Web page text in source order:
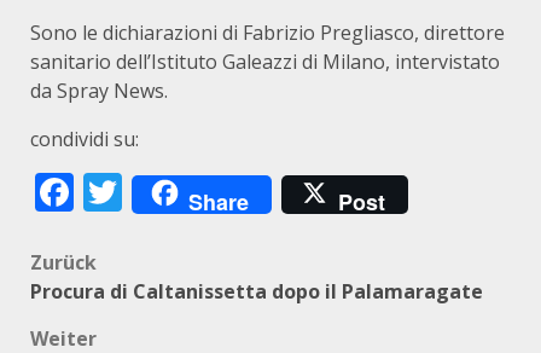
Sono le dichiarazioni di Fabrizio Pregliasco, direttore
sanitario dell’Istituto Galeazzi di Milano, intervistato
da Spray News.
condividi su:
Facebook
Twitter
Share Post
Beitragsnavigation
Zurück
Procura di Caltanissetta dopo il Palamaragate
Weiter